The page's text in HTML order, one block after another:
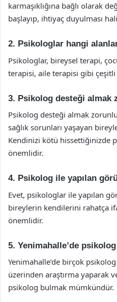
karmaşıklığına bağlı olarak
başlayıp, ihtiyaç duyulması
2. Psikologlar hangi
Psikologlar, bireysel terapi,
terapisi, aile terapisi gibi çeşitli
3. Psikolog desteği almak
Psikolog desteği almak
sağlık sorunları yaşayan
Kendinizi kötü hissettiğinizde
önemlidir.
4. Psikolog ile yapılan
Evet, psikologlar ile yapılan
bireylerin kendilerini rahatça
önemlidir.
5. Yenimahalle’de
Yenimahalle’de birçok
üzerinden araştırma yaparak
psikolog bulmak mümkündür.